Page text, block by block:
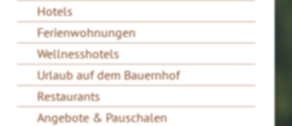
Hotels
Ferienwohnungen
Wellnesshotels
Urlaub auf dem Bauernhof
Restaurants
Angebote & Pauschalen